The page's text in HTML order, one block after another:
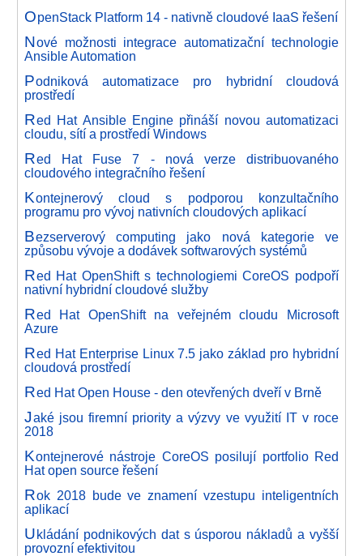
OpenStack Platform 14 - nativně cloudové IaaS řešení
Nové možnosti integrace automatizační technologie
Ansible Automation
Podniková automatizace pro hybridní cloudová
prostředí
Red Hat Ansible Engine přináší novou automatizaci
cloudu, sítí a prostředí Windows
Red Hat Fuse 7 - nová verze distribuovaného
cloudového integračního řešení
Kontejnerový cloud s podporou konzultačního
programu pro vývoj nativních cloudových aplikací
Bezserverový computing jako nová kategorie ve
způsobu vývoje a dodávek softwarových systémů
Red Hat OpenShift s technologiemi CoreOS podpoří
nativní hybridní cloudové služby
Red Hat OpenShift na veřejném cloudu Microsoft
Azure
Red Hat Enterprise Linux 7.5 jako základ pro hybridní
cloudová prostředí
Red Hat Open House - den otevřených dveří v Brně
Jaké jsou firemní priority a výzvy ve využití IT v roce
2018
Kontejnerové nástroje CoreOS posilují portfolio Red
Hat open source řešení
Rok 2018 bude ve znamení vzestupu inteligentních
aplikací
Ukládání podnikových dat s úsporou nákladů a vyšší
provozní efektivitou